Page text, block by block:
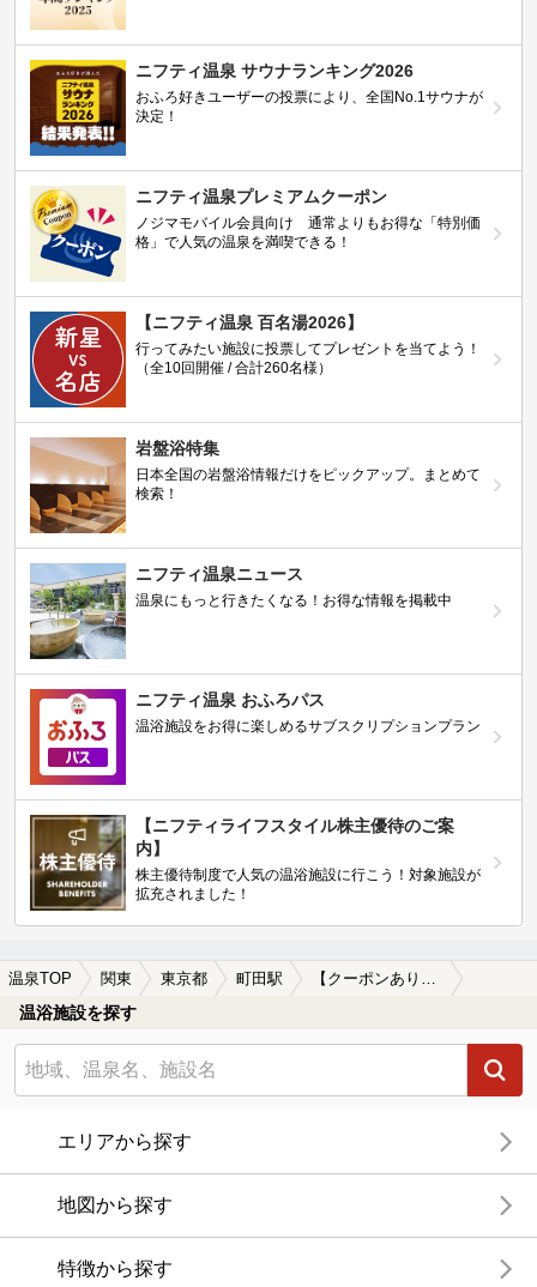
ニフティ温泉 サウナランキング2026
おふろ好きユーザーの投票により、全国No.1サウナが
決定！
ニフティ温泉プレミアムクーポン
ノジマモバイル会員向け 通常よりもお得な「特別価
格」で人気の温泉を満喫できる！
【ニフティ温泉 百名湯2026】
行ってみたい施設に投票してプレゼントを当てよう！
（全10回開催 / 合計260名様）
岩盤浴特集
日本全国の岩盤浴情報だけをピックアップ。まとめて
検索！
ニフティ温泉ニュース
温泉にもっと行きたくなる！お得な情報を掲載中
ニフティ温泉 おふろパス
温浴施設をお得に楽しめるサブスクリプションプラン
【ニフティライフスタイル株主優待のご案
内】
株主優待制度で人気の温浴施設に行こう！対象施設が
拡充されました！
温泉TOP 関東 東京都 町田駅 【クーポンあり】切り傷に効能がある町田駅近くの温泉、日帰り温泉、スーパー銭湯おすすめ
温浴施設を探す
エリアから探す
地図から探す
特徴から探す